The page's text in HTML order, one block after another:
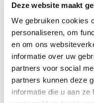
Deze website maakt
We gebruiken cookies
personaliseren, om
en om ons
informatie over uw
partners voor social
partners kunnen deze
informatie die u aan
maakte het
zonweringen
bijkomende
naar ieder
De les uit